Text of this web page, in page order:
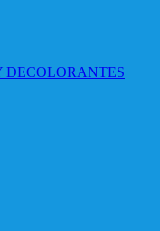
DECOLORANTES